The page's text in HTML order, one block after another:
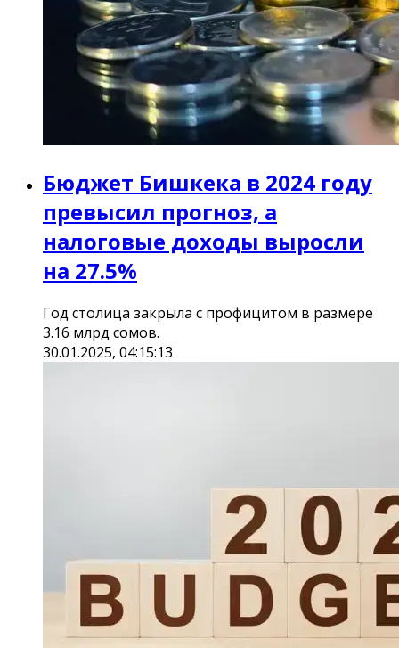
Бюджет Бишкека в 2024 году
превысил прогноз, а
налоговые доходы выросли
на 27.5%
Год столица закрыла с профицитом в размере
3.16 млрд сомов.
30.01.2025, 04:15:13